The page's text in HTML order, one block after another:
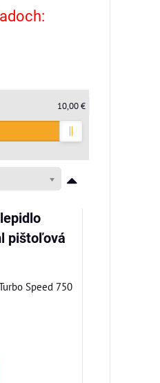
10,00 €
pištoľová
Speed 750